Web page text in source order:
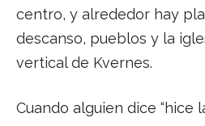
centro, y alrededor hay
descanso, pueblos y la
vertical de Kvernes.
Cuando alguien dice “hice